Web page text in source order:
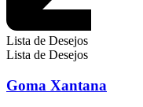
Lista de Desejos
Lista de Desejos
Goma Xantana